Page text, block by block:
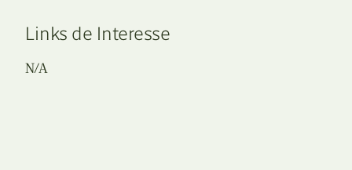
Links de Interesse
N/A